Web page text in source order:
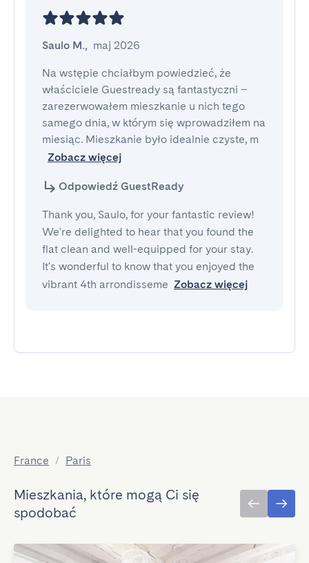
Saulo M., maj 2026
Na wstępie chciałbym powiedzieć, że
właściciele Guestready są fantastyczni –
zarezerwowałem mieszkanie u nich tego
samego dnia, w którym się wprowadziłem na
miesiąc. Mieszkanie było idealnie czyste, m
Zobacz więcej
Odpowiedź GuestReady
Thank you, Saulo, for your fantastic review!
We're delighted to hear that you found the
flat clean and well-equipped for your stay.
It's wonderful to know that you enjoyed the
vibrant 4th arrondisseme Zobacz więcej
France / Paris
Mieszkania, które mogą Ci się
spodobać